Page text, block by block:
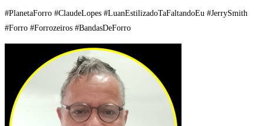
#PlanetaForro #ClaudeLopes #LuanEstilizadoTaFaltandoEu #JerrySmith
#Forro #Forrozeiros #BandasDeForro